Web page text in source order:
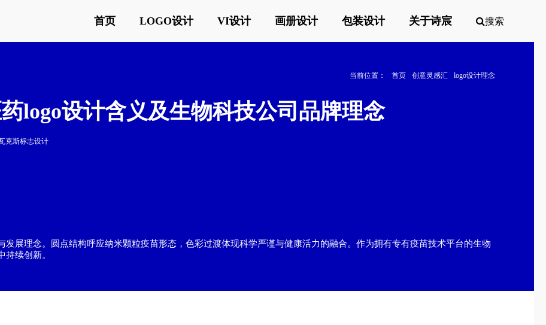
首页 LOGO设计 VI设计 画册设计 包装设计 关于诗宸 搜索
当前位置： 首页 创意灵感汇
logo设计理念
logo设计含义及生物科技公司品牌理念
克斯标志设计
展理念。圆点结构呼应纳米颗粒疫苗形态，色彩过渡体现科学严谨与健康活力的融合。作为拥有专有疫苗技术平台的生物
续创新。